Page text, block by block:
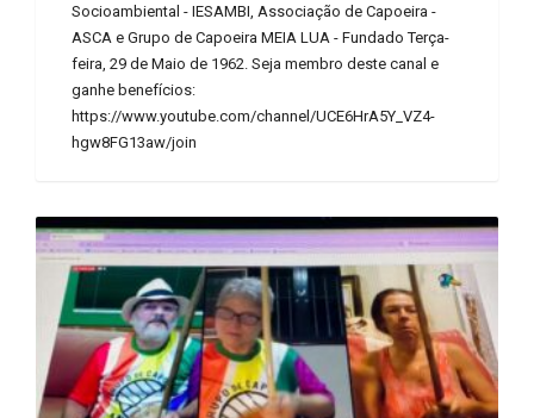
Socioambiental - IESAMBI, Associação de Capoeira -
ASCA e Grupo de Capoeira MEIA LUA - Fundado Terça-
feira, 29 de Maio de 1962. Seja membro deste canal e
ganhe benefícios:
https://www.youtube.com/channel/UCE6HrA5Y_VZ4-
hgw8FG13aw/join